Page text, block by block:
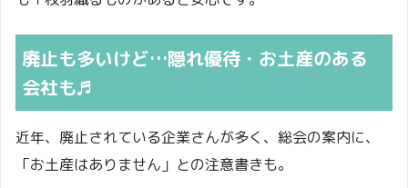
廃止も多いけど…隠れ優待・お土産のある
会社も♬
近年、廃止されている企業さんが多く、総会の案内に、
「お土産はありません」との注意書きも。